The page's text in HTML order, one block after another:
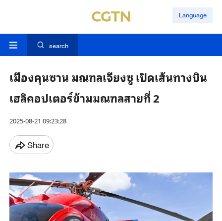
Language
search
เมืองคุนซาน มณฑลเจียงซู เปิดเส้นทางบิน
เฮลิคอปเตอร์ข้ามมณฑลสายที่ 2
2025-08-21 09:23:28
Share